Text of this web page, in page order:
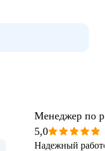
Менеджер по
клиентами
5,0
Надежный